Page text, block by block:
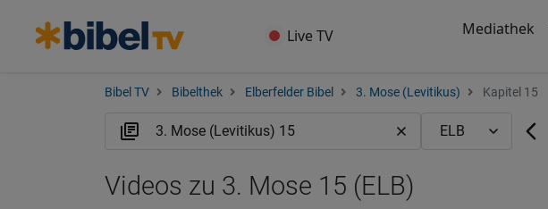
Live TV Mediathek
Bibel TV Bibelthek Elberfelder Bibel 3. Mose (Levitikus) Kapitel 15
Videos zu 3. Mose 15 (ELB)